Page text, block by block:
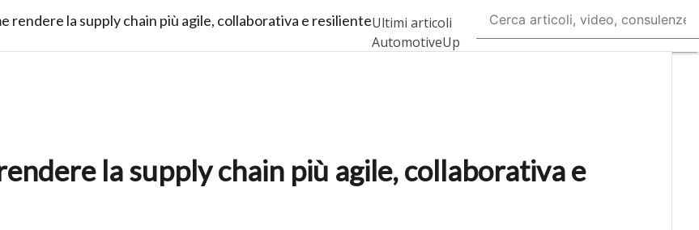
rendere la supply chain più agile, collaborativa e resilienteUltimi articoli
AutomotiveUp
SmartMobilityUp
la supply chain più agile, collaborativa e